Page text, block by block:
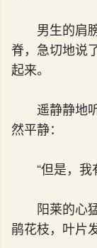
男生的肩
脊，急切地说
起来。
遥静静地
然平静：
“但是，
阳莱的心
鹃花枝，叶片